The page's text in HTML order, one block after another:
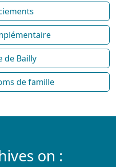
de Bailly
de famille
on :